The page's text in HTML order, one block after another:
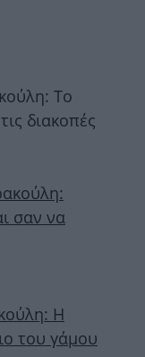
Το
διακοπές
σαν να
Η
του γάμου